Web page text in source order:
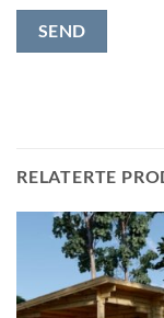
RELATERTE